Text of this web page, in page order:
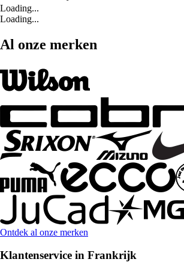
Loading...
Loading...
Al onze merken
Ontdek al onze merken
Klantenservice in Frankrijk